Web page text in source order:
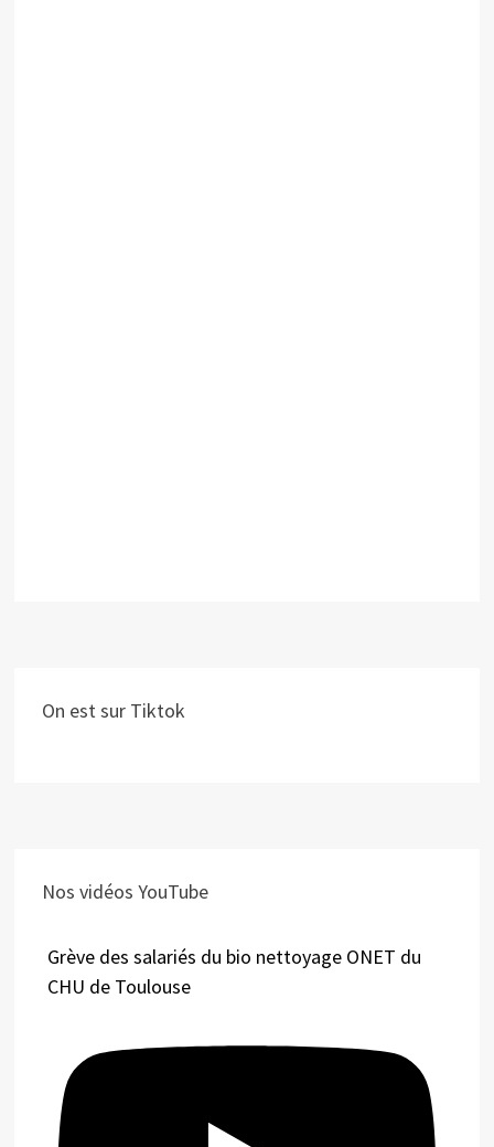
On est sur Tiktok
Nos vidéos YouTube
Grève des salariés du bio nettoyage ONET du
CHU de Toulouse